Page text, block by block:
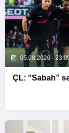
05.08.2026 -
ÇL: “Sabah”